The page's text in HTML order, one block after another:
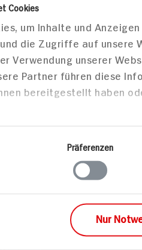
Cookies
um Inhalte und
die Zugriffe auf unsere
Verwendung unserer
Partner führen diese
bereitgestellt haben
Präferenzen
Nur